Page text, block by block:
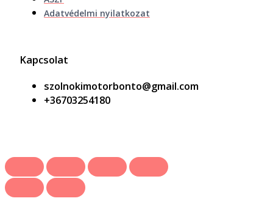
Adatvédelmi nyilatkozat
Kapcsolat
szolnokimotorbonto@gmail.com
+36703254180